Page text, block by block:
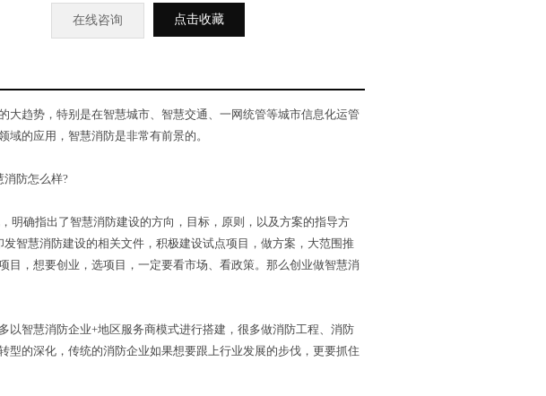
在线咨询 点击收藏
大趋势，特别是在智慧城市、智慧交通、一网统管等城市信息化运管
的应用，智慧消防是非常有前景的。
消防怎么样?
明确指出了智慧消防建设的方向，目标，原则，以及方案的指导方
智慧消防建设的相关文件，积极建设试点项目，做方案，大范围推
目，想要创业，选项目，一定要看市场、看政策。那么创业做智慧消
以智慧消防企业+地区服务商模式进行搭建，很多做消防工程、消防
型的深化，传统的消防企业如果想要跟上行业发展的步伐，更要抓住